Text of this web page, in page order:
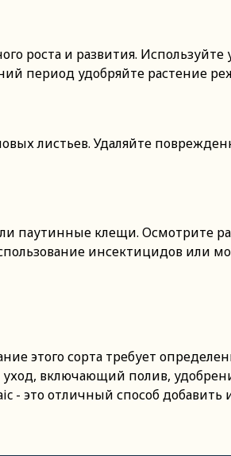
роста и развития.
период удобряйте растение
листьев. Удаляйте
паутинные клещи. Осмотрите
инсектицидов или
этого сорта требует
включающий полив,
- это отличный способ